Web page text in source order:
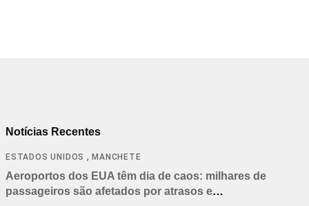
Notícias Recentes
ESTADOS UNIDOS ,MANCHETE
Aeroportos dos EUA têm dia de caos: milhares de
passageiros são afetados por atrasos e